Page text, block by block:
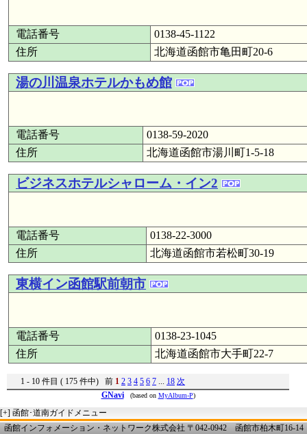
電話番号
0138-45-1122
住所
北海道函館市亀田町20-6
湯の川温泉ホテルかもめ館
電話番号
0138-59-2020
住所
北海道函館市湯川町1-5-18
ビジネスホテルシャローム・イン2
電話番号
0138-22-3000
住所
北海道函館市若松町30-19
東横イン函館駅前朝市
電話番号
0138-23-1045
住所
北海道函館市大手町22-7
1 - 10 件目 ( 175 件中) 前 1 2 3 4 5 6 7 ... 18 次
GNavi
(based on MyAlbum-P)
[+] 函館･道南ガイドメニュー
函館インフォメーション・ネットワーク株式会社 〒042-0942 函館市柏木町16-14